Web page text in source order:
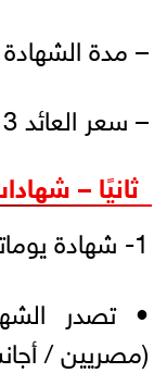
– مدة الشهادة 3 سنوات.
– سعر العائد 13%.
ثانيًا –
1- شهادة يوماتي ذات العائد اليومي المتغير:
• تصدر
(مصريين /